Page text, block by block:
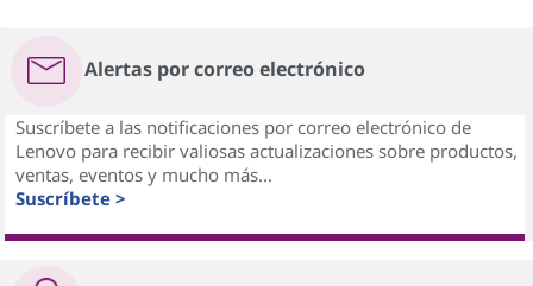
Alertas por correo electrónico
Suscríbete a las notificaciones por correo electrónico de
Lenovo para recibir valiosas actualizaciones sobre productos,
ventas, eventos y mucho más...
Suscríbete >